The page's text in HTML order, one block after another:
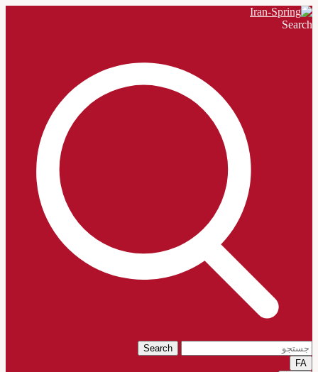
Search
Search
FA